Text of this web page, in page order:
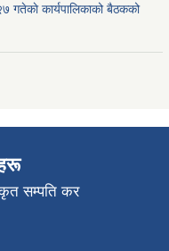
गतेकाे कार्यपालिकाको बैठकको
सम्पति कर